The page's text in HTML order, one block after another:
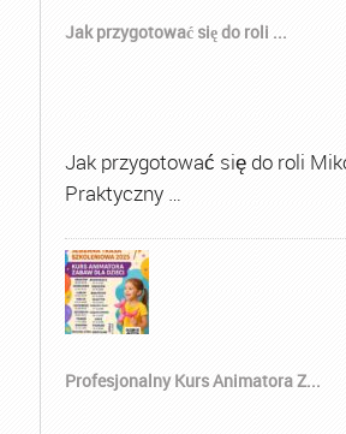
Jak przygotować się do roli ...
Jak przygotować się do roli
Praktyczny …
Profesjonalny Kurs Animatora Z...